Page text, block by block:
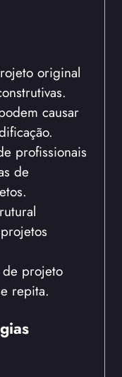
original
causar
profissionais
de
de projeto
repita.